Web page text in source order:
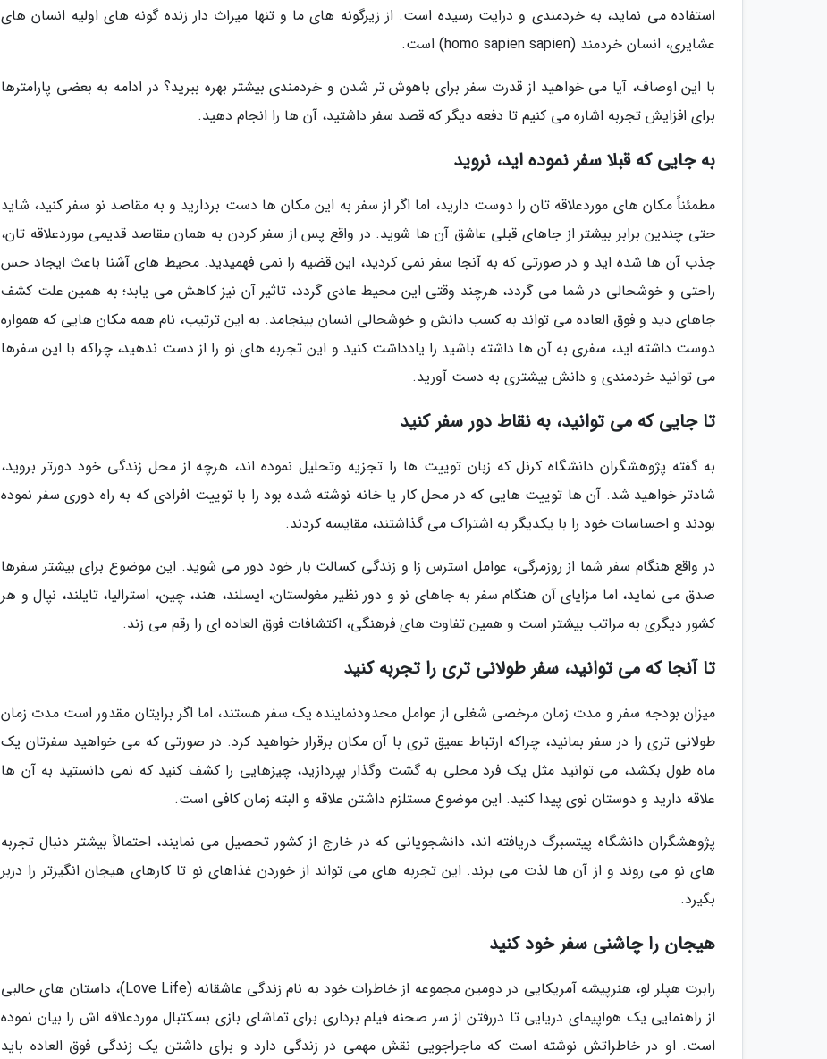
استفاده می نماید، به خردمندی و درایت رسیده است. از زیرگونه های ما و تنها میراث دار زنده گونه های اولیه انسان های
عشایری، انسان خردمند (homo sapien sapien) است.
با این اوصاف، آیا می خواهید از قدرت سفر برای باهوش تر شدن و خردمندی بیشتر بهره ببرید؟ در ادامه به بعضی پارامترها
برای افزایش تجربه اشاره می کنیم تا دفعه دیگر که قصد سفر داشتید، آن ها را انجام دهید.
به جایی که قبلا سفر نموده اید، نروید
مطمئناً مکان های موردعلاقه تان را دوست دارید، اما اگر از سفر به این مکان ها دست بردارید و به مقاصد نو سفر کنید، شاید
حتی چندین برابر بیشتر از جاهای قبلی عاشق آن ها شوید. در واقع پس از سفر کردن به همان مقاصد قدیمی موردعلاقه تان،
جذب آن ها شده اید و در صورتی که به آنجا سفر نمی کردید، این قضیه را نمی فهمیدید. محیط های آشنا باعث ایجاد حس
راحتی و خوشحالی در شما می گردد، هرچند وقتی این محیط عادی گردد، تاثیر آن نیز کاهش می یابد؛ به همین علت کشف
جاهای دید و فوق العاده می تواند به کسب دانش و خوشحالی انسان بینجامد. به این ترتیب، نام همه مکان هایی که همواره
دوست داشته اید، سفری به آن ها داشته باشید را یادداشت کنید و این تجربه های نو را از دست ندهید، چراکه با این سفرها
می توانید خردمندی و دانش بیشتری به دست آورید.
تا جایی که می توانید، به نقاط دور سفر کنید
به گفته پژوهشگران دانشگاه کرنل که زبان توییت ها را تجزیه وتحلیل نموده اند، هرچه از محل زندگی خود دورتر بروید،
شادتر خواهید شد. آن ها توییت هایی که در محل کار یا خانه نوشته شده بود را با توییت افرادی که به راه دوری سفر نموده
بودند و احساسات خود را با یکدیگر به اشتراک می گذاشتند، مقایسه کردند.
در واقع هنگام سفر شما از روزمرگی، عوامل استرس زا و زندگی کسالت بار خود دور می شوید. این موضوع برای بیشتر سفرها
صدق می نماید، اما مزایای آن هنگام سفر به جاهای نو و دور نظیر مغولستان، ایسلند، هند، چین، استرالیا، تایلند، نپال و هر
کشور دیگری به مراتب بیشتر است و همین تفاوت های فرهنگی، اکتشافات فوق العاده ای را رقم می زند.
تا آنجا که می توانید، سفر طولانی تری را تجربه کنید
میزان بودجه سفر و مدت زمان مرخصی شغلی از عوامل محدودنماینده یک سفر هستند، اما اگر برایتان مقدور است مدت زمان
طولانی تری را در سفر بمانید، چراکه ارتباط عمیق تری با آن مکان برقرار خواهید کرد. در صورتی که می خواهید سفرتان یک
ماه طول بکشد، می توانید مثل یک فرد محلی به گشت وگذار بپردازید، چیزهایی را کشف کنید که نمی دانستید به آن ها
علاقه دارید و دوستان نوی پیدا کنید. این موضوع مستلزم داشتن علاقه و البته زمان کافی است.
پژوهشگران دانشگاه پیتسبرگ دریافته اند، دانشجویانی که در خارج از کشور تحصیل می نمایند، احتمالاً بیشتر دنبال تجربه
های نو می روند و از آن ها لذت می برند. این تجربه های می تواند از خوردن غذاهای نو تا کارهای هیجان انگیزتر را دربر
بگیرد.
هیجان را چاشنی سفر خود کنید
رابرت هپلر لو، هنرپیشه آمریکایی در دومین مجموعه از خاطرات خود به نام زندگی عاشقانه (Love Life)، داستان های جالبی
از راهنمایی یک هواپیمای دریایی تا دررفتن از سر صحنه فیلم برداری برای تماشای بازی بسکتبال موردعلاقه اش را بیان نموده
است. او در خاطراتش نوشته است که ماجراجویی نقش مهمی در زندگی دارد و برای داشتن یک زندگی فوق العاده باید